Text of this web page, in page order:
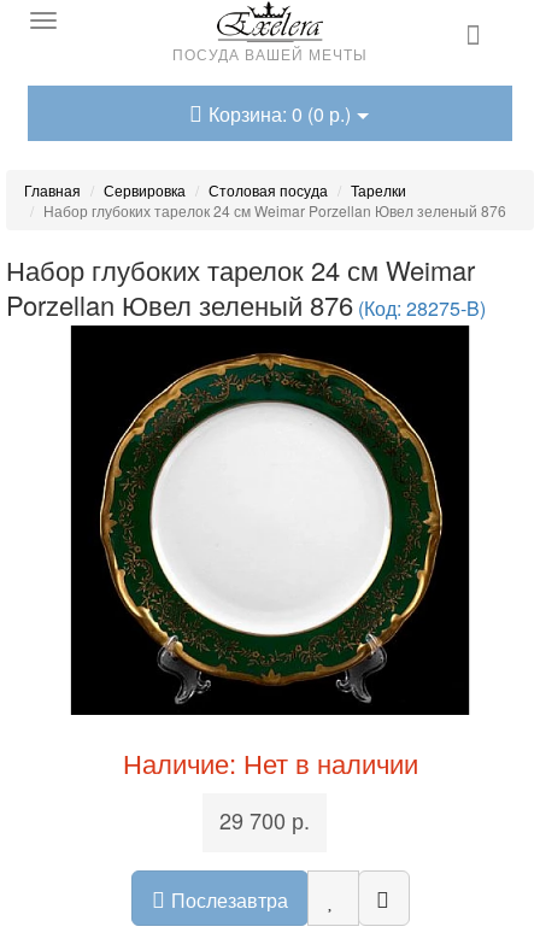
ПОСУДА ВАШЕЙ МЕЧТЫ
Корзина: 0 (0 р.)
Главная Сервировка Столовая посуда
Тарелки
Набор глубоких тарелок 24 см Weimar Porzellan Ювел зеленый 876
Набор глубоких тарелок 24 см Weimar
Porzellan Ювел зеленый 876 (Код: 28275-B)
Наличие: Нет в наличии
29 700 р.
Послезавтра